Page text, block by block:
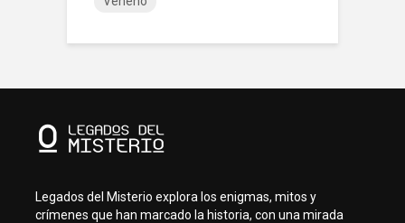
Legados del Misterio explora los enigmas, mitos y
crímenes que han marcado la historia, con una mirada